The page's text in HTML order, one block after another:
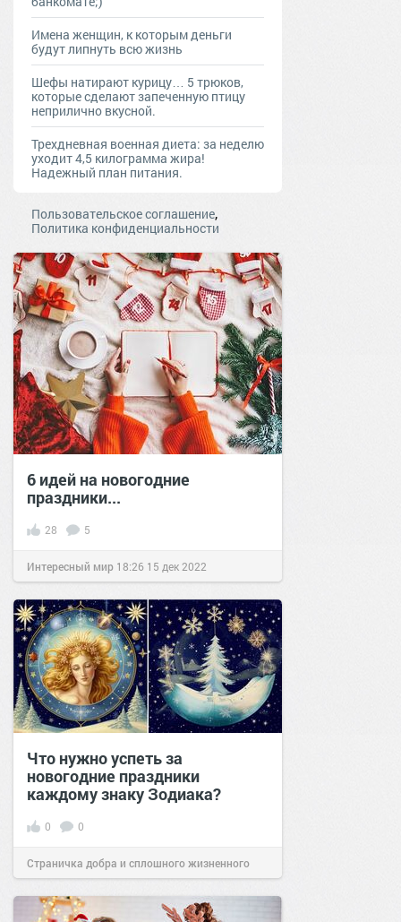
Имена женщин, к которым деньги
будут липнуть всю жизнь
Шефы натирают курицу… 5 трюков,
которые сделают запеченную птицу
неприлично вкусной.
Трехдневная военная диета: за неделю
уходит 4,5 килограмма жира!
Надежный план питания.
Пользовательское соглашение,
Политика конфиденциальности
6 идей на новогодние
праздники...
28 5
Интересный мир 18:26 15 дек 2022
Что нужно успеть за
новогодние праздники
каждому знаку Зодиака?
0 0
Страничка добра и сплошного жизненного
позитива!15:0003 янв 2026